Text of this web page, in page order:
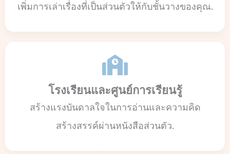
เพิ่มการเล่าเรื่องที่เป็นส่วนตัวให้กับชั้นวางของคุณ.
โรงเรียนและศูนย์การเรียนรู้
สร้างแรงบันดาลใจในการอ่านและความคิด
สร้างสรรค์ผ่านหนังสือส่วนตัว.